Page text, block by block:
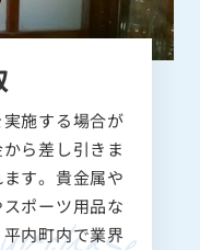
施する場合が
ら差し引きま
す。貴金属や
ポーツ用品な
内町内で業界